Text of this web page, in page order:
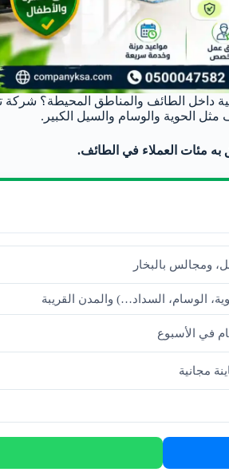
داخل الطائف والمناطق المحيطة؟
الحوية والوسام والسيل الكبير.
ومجالس بالبخار
الوسام، السداد…) والمدن القريبة